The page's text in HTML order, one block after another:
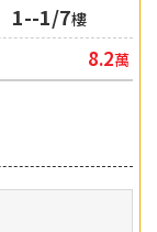
1--1/7樓
8.2萬